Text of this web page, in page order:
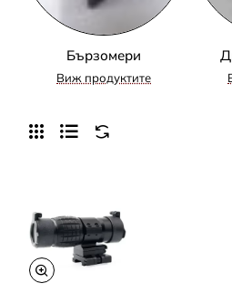
Бързомери
Виж продуктите